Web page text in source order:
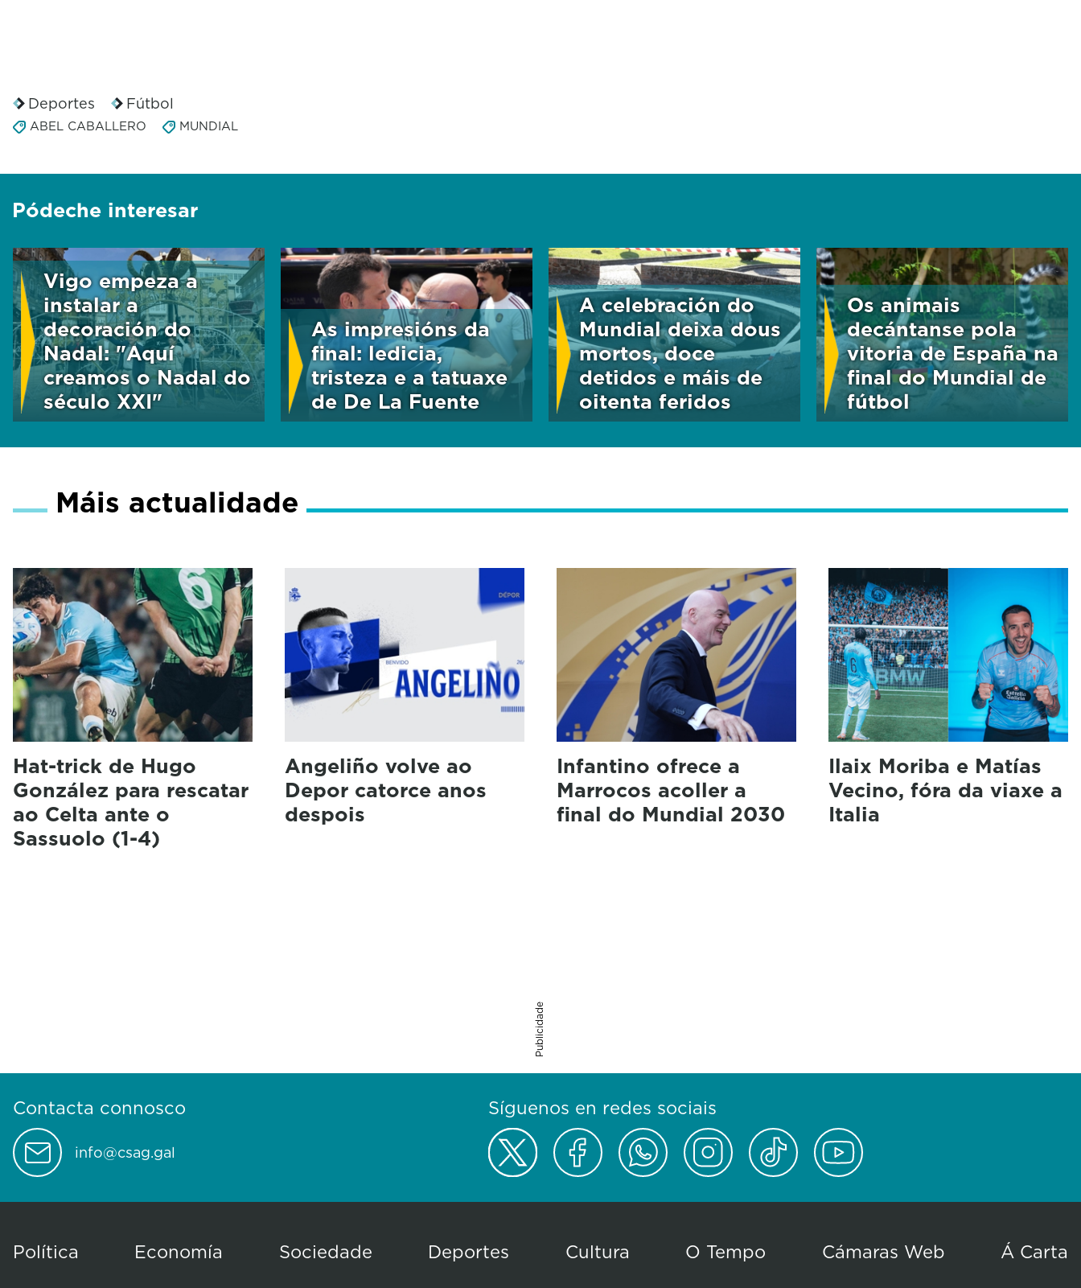
Deportes Fútbol
ABEL CABALLERO MUNDIAL
Pódeche interesar
Vigo empeza a
instalar a
decoración do
Nadal: "Aquí
creamos o Nadal do
século XXI"
As impresións da
final: ledicia,
tristeza e a tatuaxe
de De La Fuente
A celebración do
Mundial deixa dous
mortos, doce
detidos e máis de
oitenta feridos
Os animais
decántanse pola
vitoria de España na
final do Mundial de
fútbol
Máis actualidade
Hat-trick de Hugo
González para rescatar
ao Celta ante o
Sassuolo (1-4)
Angeliño volve ao
Depor catorce anos
despois
Infantino ofrece a
Marrocos acoller a
final do Mundial 2030
Ilaix Moriba e Matías
Vecino, fóra da viaxe a
Italia
Publicidade
Contacta connosco
info@csag.gal
Síguenos en redes sociais
Política Economía Sociedade Deportes Cultura O Tempo Cámaras Web Á Carta